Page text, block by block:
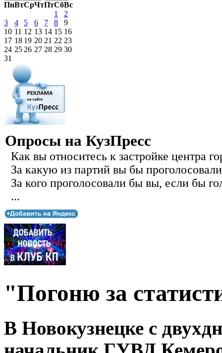
ПнВтСрЧтПтСбВс
1
2
3
4 5 6 7 8
9
10 11 12 13 14 15 16
17 18 19 20 21 22 23
24 25 26 27 28 29 30
31
Опросы на КузПресс
Как вы относитесь к застройке центра
За какую из партий вы бы
За кого проголосовали бы вы, если бы
...
"Погоню за
В Новокузнецке с